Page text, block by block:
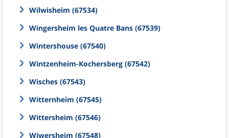
Wilwisheim (67534)
Wingersheim les Quatre Bans (67539)
Wintershouse (67540)
Wintzenheim-Kochersberg (67542)
Wisches (67543)
Witternheim (67545)
Wittersheim (67546)
Wiwersheim (67548)